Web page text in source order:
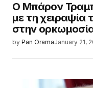
Ο Μπάρον
με τη χειραψία
στην
by Pan OramaJanuary 21,